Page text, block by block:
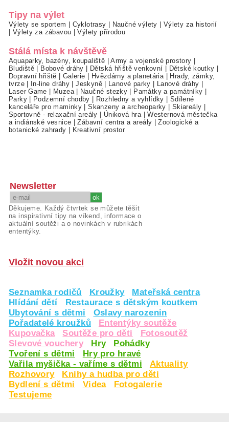
Tipy na výlet
Výlety se sportem Cyklotrasy Naučné výlety
Výlety za historií
Výlety za zábavou |Výlety přírodou
Stálá místa k návštěvě
Aquaparky, bazény, koupaliště |Army a vojenské prostory
Bludiště
Bobové dráhy Dětská hřiště venkovní Dětské koutky
Dopravní hřiště
Galerie Hvězdárny a planetária
Hrady, zámky,
tvrze| In-line dráhy |Jeskyně| Lanové parky Lanové dráhy
Laser Game
Muzea| Naučné stezky Památky a památníky
Parky| Podzemní chodby Rozhledny a vyhlídky
Sdílené
kanceláře pro maminky |Skanzeny a archeoparky Skiareály
Sportovně - relaxační areály
Úniková hra |Westernová městečka
a indiánské vesnice |Zábavní centra a areály |Zoologické a
botanické zahrady
Kreativní prostor
Newsletter
Děkujeme. Každý čtvrtek se můžete těšit
na inspirativní tipy na víkend, informace o
aktuální soutěži a o novinkách v rubrikách
ententýky.
Vložit novou akci
Seznamka rodičů Kroužky
Mateřská centra
Hlídání dětí
Restaurace s dětským koutkem
Ubytování s dětmi
Oslavy narozenin
Pořadatelé kroužků
Ententýky soutěže
Kupovačka
Soutěže pro děti
Fotosoutěž
Slevové vouchery
Hry
Pohádky
Tvoření s dětmi
Hry pro hravé
Vařila myšička - vaříme s dětmi
Aktuality
Rozhovory
Knihy a hudba pro děti
Bydlení s dětmi
Videa
Fotogalerie
Testujeme